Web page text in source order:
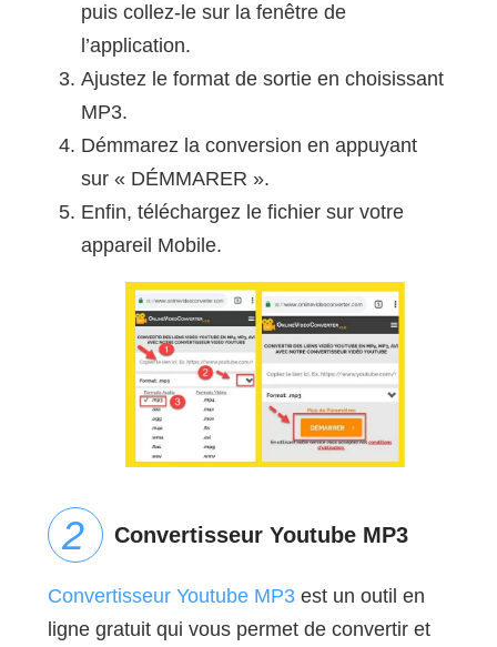
puis collez-le sur la fenêtre de
l’application.
Ajustez le format de sortie en choisissant
MP3.
Démmarez la conversion en appuyant
sur « DÉMMARER ».
Enfin, téléchargez le fichier sur votre
appareil Mobile.
Convertisseur Youtube MP3
Convertisseur Youtube MP3est un outil en
ligne gratuit qui vous permet de convertir et